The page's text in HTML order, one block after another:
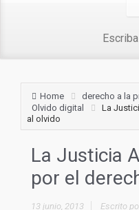
Home derecho a la
Olvido digital
La
al olvido
La Justicia
por el
13 junio, 2013 Escrito